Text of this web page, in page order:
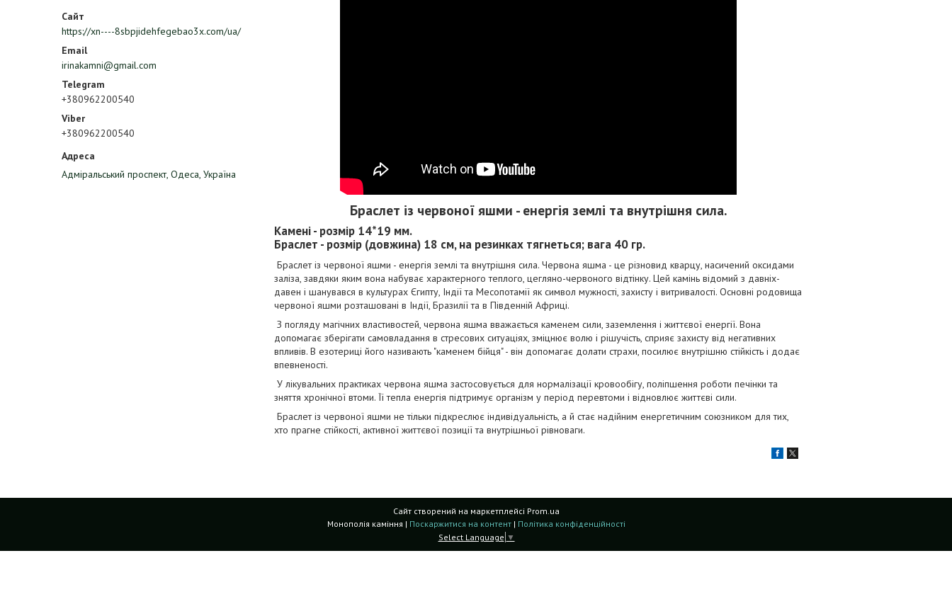
https://xn----8sbpjidehfegebao3x.com/ua/
irinakamni@gmail.com
+380962200540
+380962200540
Адміральський проспект, Одеса, Україна
Браслет із червоної яшми - енергія землі та внутрішня сила.
Камені - розмір 14*19 мм.
Браслет - розмір (довжина) 18 см, на резинках тягнеться; вага 40 гр.
Браслет із червоної яшми - енергія землі та внутрішня сила. Червона яшма - це різновид кварцу, насичений оксидами
заліза, завдяки яким вона набуває характерного теплого, цегляно-червоного відтінку. Цей камінь відомий з давніх-
давен і шанувався в культурах Єгипту, Індії та Месопотамії як символ мужності, захисту і витривалості. Основні родовища
червоної яшми розташовані в Індії, Бразилії та в Південній Африці.
З погляду магічних властивостей, червона яшма вважається каменем сили, заземлення і життєвої енергії. Вона
допомагає зберігати самовладання в стресових ситуаціях, зміцнює волю і рішучість, сприяє захисту від негативних
впливів. В езотериці його називають "каменем бійця" - він допомагає долати страхи, посилює внутрішню стійкість і додає
впевненості.
У лікувальних практиках червона яшма застосовується для нормалізації кровообігу, поліпшення роботи печінки та
зняття хронічної втоми. Її тепла енергія підтримує організм у період перевтоми і відновлює життєві сили.
Браслет із червоної яшми не тільки підкреслює індивідуальність, а й стає надійним енергетичним союзником для тих,
хто прагне стійкості, активної життєвої позиції та внутрішньої рівноваги.
Сайт створений на маркетплейсі Prom.ua
Монополія каміння | Поскаржитися на контент | Політика конфіденційності
Select Language ▼